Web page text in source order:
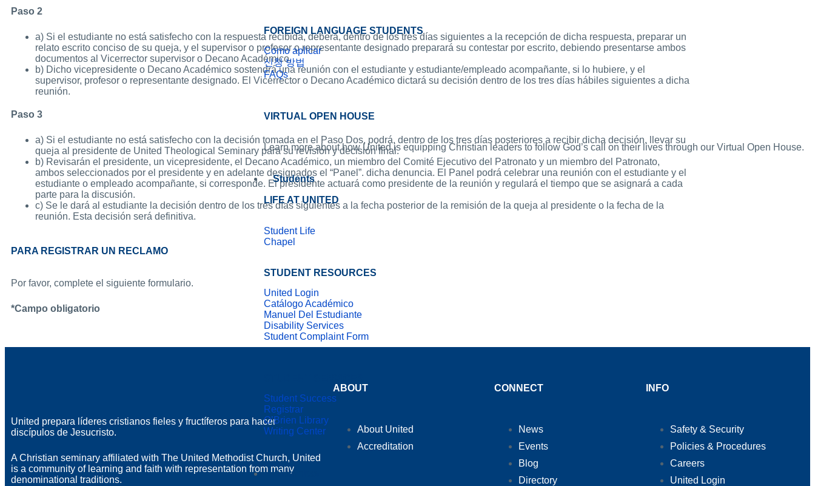
FOREIGN LANGUAGE STUDENTS
Como aplicar
신청 방법
FAQs
VIRTUAL OPEN HOUSE
Learn more about how United is equipping Christian leaders to follow God’s call on their lives through our Virtual Open House.
Students
LIFE AT UNITED
Student Life
Chapel
STUDENT RESOURCES
United Login
Catálogo Académico
Manuel Del Estudiante
Disability Services
Student Complaint Form
Student Success
Registrar
O’Brien Library
Writing Center
Alumni/ae
Paso 2
a) Si el estudiante no está satisfecho con la respuesta recibida, deberá, dentro de los tres días siguientes a la recepción de dicha respuesta, preparar un
relato escrito conciso de su queja, y el supervisor o profesor o representante designado preparará su contestar por escrito, debiendo presentarse ambos
documentos al Vicerrector supervisor o Decano Académico.
b) Dicho vicepresidente o Decano Académico sostendrá una reunión con el estudiante y estudiante/empleado acompañante, si lo hubiere, y el
supervisor, profesor o representante designado. El Vicerrector o Decano Académico dictará su decisión dentro de los tres días hábiles siguientes a dicha
reunión.
Paso 3
a) Si el estudiante no está satisfecho con la decisión tomada en el Paso Dos, podrá, dentro de los tres días posteriores a recibir dicha decisión, llevar su
queja al presidente de United Theological Seminary para su revisión y decisión final.
b) Revisarán el presidente, un vicepresidente, el Decano Académico, un miembro del Comité Ejecutivo del Patronato y un miembro del Patronato,
ambos seleccionados por el presidente y en adelante designados el “Panel”. dicha denuncia. El Panel podrá celebrar una reunión con el estudiante y el
estudiante o empleado acompañante, si corresponde. El presidente actuará como presidente de la reunión y regulará el tiempo que se asignará a cada
parte para la discusión.
c) Se le dará al estudiante la decisión dentro de los tres días siguientes a la fecha posterior de la remisión de la queja al presidente o la fecha de la
reunión. Esta decisión será definitiva.
PARA REGISTRAR UN RECLAMO
Por favor, complete el siguiente formulario.
*Campo obligatorio
United prepara líderes cristianos fieles y fructíferos para hacer
discípulos de Jesucristo.
A Christian seminary affiliated with The United Methodist Church, United
is a community of learning and faith with representation from many
denominational traditions.
ABOUT
About United
Accreditation
CONNECT
News
Events
Blog
Directory
INFO
Safety & Security
Policies & Procedures
Careers
United Login